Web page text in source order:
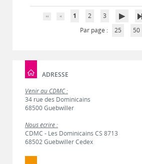
1 2 3
Par page :
25 50
ADRESSE
Venir au CDMC :
34 rue des Dominicains
68500 Guebwiller
Nous écrire :
CDMC - Les Dominicains CS 8713
68502 Guebwiller Cedex